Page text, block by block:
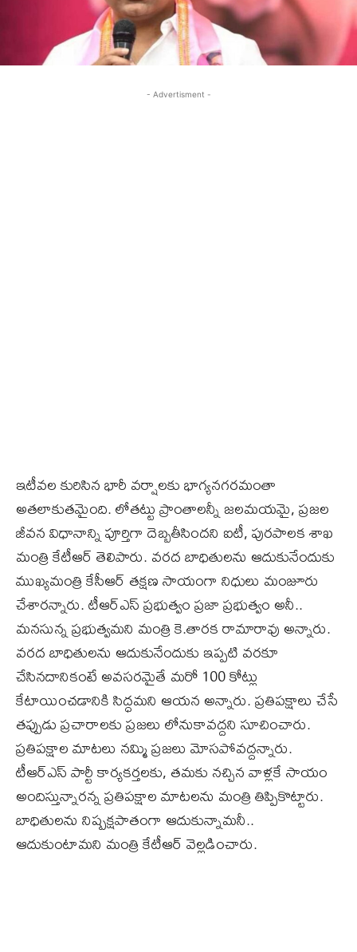
- Advertisment -
ఇటీవల కురిసిన భారీ వర్షాలకు భాగ్యనగరమంతా
అతలాకుతమైంది. లోతట్టు ప్రాంతాలన్నీ జలమయమై, ప్రజల
జీవన విధానాన్ని పూర్తిగా దెబ్బతీసిందని ఐటీ, పురపాలక శాఖ
మంత్రి కేటీఆర్‌ తెలిపారు. వరద బాధితులను ఆదుకునేందుకు
ముఖ్యమంత్రి కేసీఆర్‌ తక్షణ సాయంగా నిధులు మంజూరు
చేశారన్నారు. టీఆర్‌ఎస్‌ ప్రభుత్వం ప్రజా ప్రభుత్వం అనీ..
మనసున్న ప్రభుత్వమని మంత్రి కె.తారక రామారావు అన్నారు.
వరద బాధితులను ఆదుకునేందుకు ఇప్పటి వరకూ
చేసినదానికంటే అవసరమైతే మరో 100 కోట్లు
కేటాయించడానికి సిద్ధమని ఆయన అన్నారు. ప్రతిపక్షాలు చేసే
తప్పుడు ప్రచారాలకు ప్రజలు లోనుకావద్దని సూచించారు.
ప్రతిపక్షాల మాటలు నమ్మి ప్రజలు మోసపోవద్దన్నారు.
టీఆర్‌ఎస్‌ పార్టీ కార్యకర్తలకు, తమకు నచ్చిన వాళ్లకే సాయం
అందిస్తున్నారన్న ప్రతిపక్షాల మాటలను మంత్రి తిప్పికొట్టారు.
బాధితులను నిష్పక్షపాతంగా ఆదుకున్నామనీ..
ఆదుకుంటామని మంత్రి కేటీఆర్‌ వెల్లడించారు.